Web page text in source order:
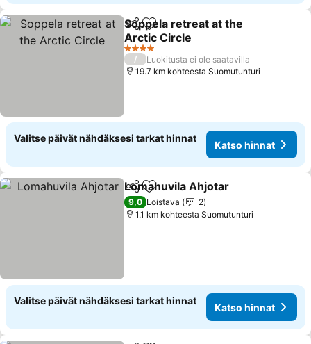
Jaa Lisää suosikkeihin
Soppela retreat at the
Arctic Circle
4 Tähtiluokitus
/
Luokitusta ei ole saatavilla
19.7 km kohteesta Suomutunturi
Valitse päivät nähdäksesi tarkat hinnat
Katso hinnat
Jaa Lisää suosikkeihin
Lomahuvila Ahjotar
9,0 Loistava
2
1.1 km kohteesta Suomutunturi
Valitse päivät nähdäksesi tarkat hinnat
Katso hinnat